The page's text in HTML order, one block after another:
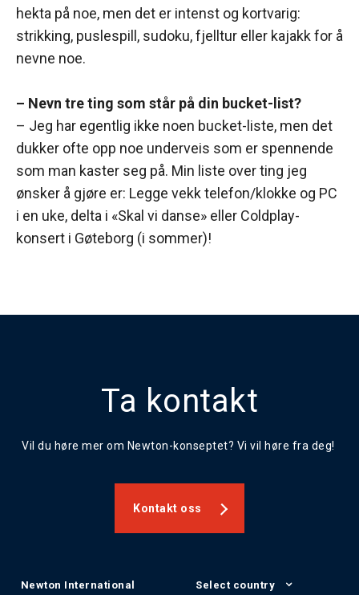
hekta på noe, men det er intenst og kortvarig:
strikking, puslespill, sudoku, fjelltur eller kajakk for å
nevne noe.
– Nevn tre ting som står på din bucket-list?
– Jeg har egentlig ikke noen bucket-liste, men det
dukker ofte opp noe underveis som er spennende
som man kaster seg på. Min liste over ting jeg
ønsker å gjøre er: Legge vekk telefon/klokke og PC
i en uke, delta i «Skal vi danse» eller Coldplay-
konsert i Gøteborg (i sommer)!
Ta kontakt
Vil du høre mer om Newton-konseptet? Vi vil høre fra deg!
Kontakt oss
Newton International Select country